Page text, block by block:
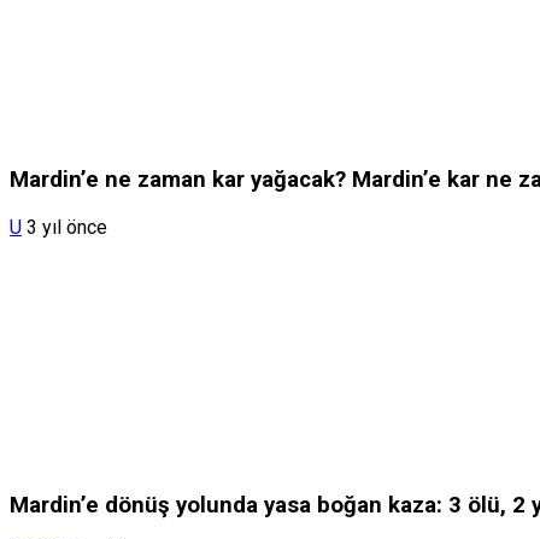
Mardin’e ne zaman kar yağacak? Mardin’e kar ne
U 3 yıl önce
Mardin’e dönüş yolunda yasa boğan kaza: 3 ölü, 2